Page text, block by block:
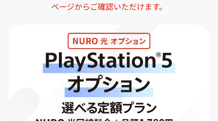
ページからご確認いただけます。